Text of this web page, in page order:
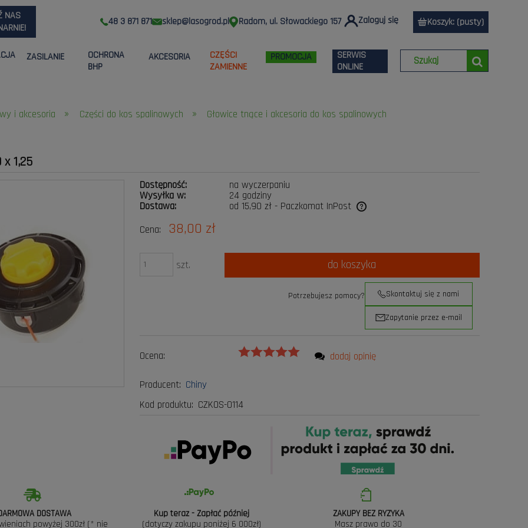
48 3 871 871 sklep@lasogrod.pl Radom, ul. Słowackiego 157 Zaloguj się Koszyk: (pusty)
NAS
ZASILANIE
OCHRONA
BHP
AKCESORIA
CZĘŚCI
ZAMIENNE
PROMOCJA
SERWIS
ONLINE
i akcesoria » Części do kos spalinowych » Głowice tnące i akcesoria do kos spalinowych
1,25
Dostępność:
na wyczerpaniu
Wysyłka w:
24 godziny
Dostawa:
od 15,90 zł - Paczkomat InPost
Cena nie zawiera ewentualnych kosztów
Cena: 38,00 zł
szt. do koszyka
Potrzebujesz pomocy? Skontaktuj się z nami
Zapytanie przez e-mail
Ocena:
Producent: Chiny
Kod produktu: CZKOS-0114
dodaj opinię
DOSTAWA
powyżej 300zł (* nie
Kup teraz - Zapłać później
(dotyczy zakupu poniżej 6 000zł)
ZAKUPY BEZ RYZYKA
Masz prawo do 30